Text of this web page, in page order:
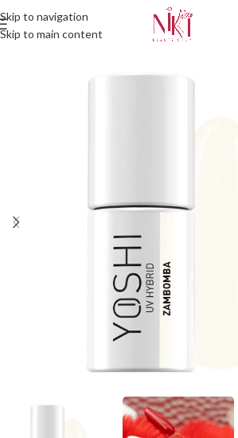
Skip to navigation
Skip to main content